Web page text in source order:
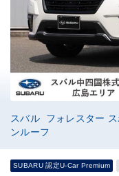
スバル フォレスター
ンルーフ
SUBARU 認定U-Car Premium